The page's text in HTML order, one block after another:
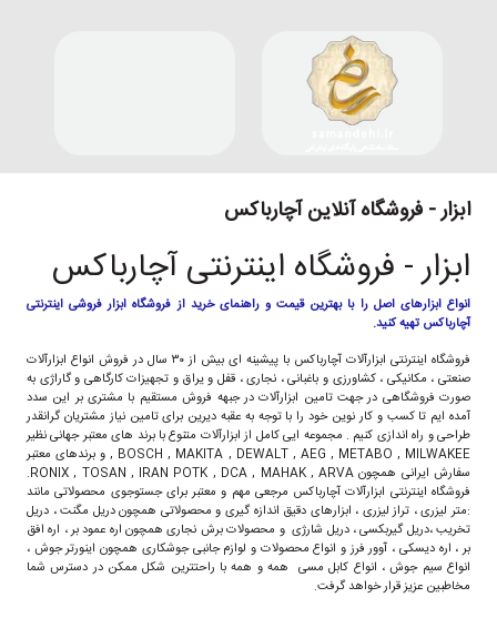
ابزار - فروشگاه آنلاین آچارباکس
ابزار - فروشگاه اینترنتی آچارباکس
انواع ابزارهای اصل را با بهترین قیمت و راهنمای خرید از فروشگاه ابزار فروشی اینترنتی
آچارباکس تهیه کنید.
فروشگاه اینترنتی ابزارآلات آچارباکس با پیشینه ای بیش از ۳۰ سال در فروش انواع ابزارآلات
صنعتی ، مکانیکی ، کشاورزی و باغبانی ، نجاری ، قفل و یراق و تجهیزات کارگاهی و گاراژی به
صورت فروشگاهی در جهت تامین ابزارآلات در جبهه فروش مستقیم با مشتری بر این سدد
آمده ایم تا کسب و کار نوین خود را با توجه به عقبه دیرین برای تامین نیاز مشتریان گرانقدر
طراحی و راه اندازی کنیم . مجموعه ایی کامل از ابزارآلات متنوع با برند های معتبر جهانی نظیر
BOSCH , MAKITA , DEWALT , AEG , METABO , MILWAKEE , و برندهای معتبر
سفارش ایرانی همچون RONIX , TOSAN , IRAN POTK , DCA , MAHAK , ARVA.
فروشگاه اینترنتی ابزارآلات آچارباکس مرجعی مهم و معتبر برای جستوجوی محصولاتی مانند
:متر لیزری ، تراز لیزری ، ابزارهای دقیق اندازه گیری و محصولاتی همچون دریل مگنت ، دریل
تخریب ،دریل گیربکسی ، دریل شارژی و محصولات برش نجاری همچون اره عمود بر ، اره افق
بر ، اره دیسکی ، آوور فرز و انواع محصولات و لوازم جانبی جوشکاری همچون اینورتر جوش ،
انواع سیم جوش ، انواع کابل مسی همه و همه با راحتترین شکل ممکن در دسترس شما
مخاطبین عزیز قرار خواهد گرفت.